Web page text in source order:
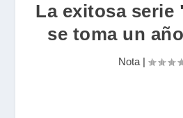
La exitosa serie
se toma un
Nota|